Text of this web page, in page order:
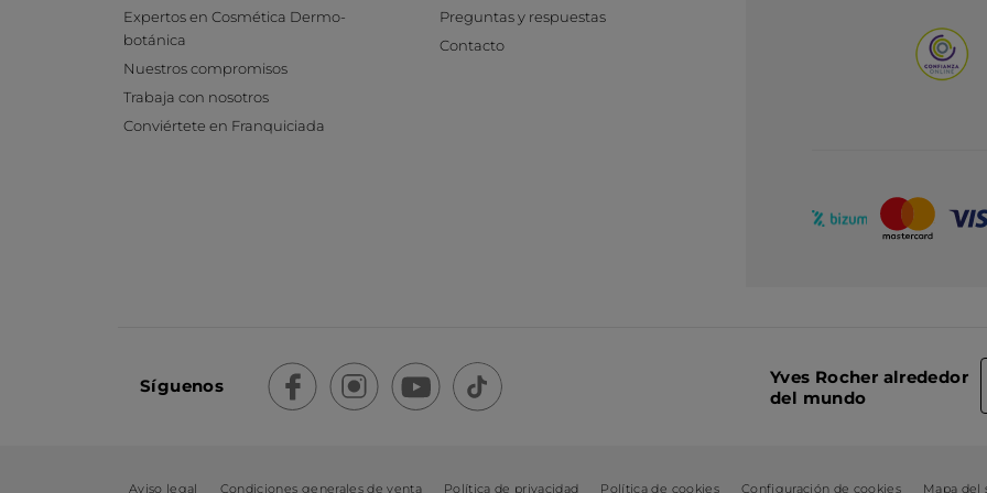
Expertos en Cosmética Dermo-
botánica
Nuestros compromisos
Trabaja con nosotros
Conviértete en Franquiciada
Preguntas y respuestas
Contacto
Síguenos
Yves Rocher alrededor
del mundo
Aviso legal Condiciones generales de venta Política de privacidad Política de cookies Configuración de cookies Mapa del